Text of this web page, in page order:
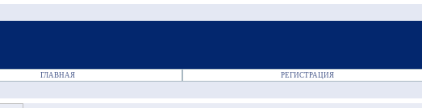
ГЛАВНАЯ РЕГИСТРАЦИЯ